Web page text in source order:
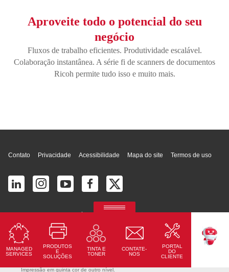
Aproveite todo o potencial do seu
negócio
Fluxos de trabalho eficientes. Produtividade escalável.
Colaboração instantânea. A série fi de scanners de documentos
Ricoh permite tudo isso e muito mais.
MANAGED
SERVICES
PRODUTOS
E
SOLUÇÕES
TINTA E
TONER
CONTATE-
NOS
PORTAL
DO
CLIENTE
Impressão em quinta cor de outro nível.
Contato Privacidade Acessibilidade Mapa do site Termos de uso
© 2026 Ricoh América Latina, Inc. Todos os direitos reservados.